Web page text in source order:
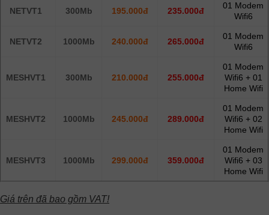
NETVT1 300Mb 195.000đ 235.000đ
01 Modem
Wifi6
NETVT2 1000Mb 240.000đ 265.000đ
01 Modem
Wifi6
MESHVT1 300Mb 210.000đ 255.000đ
01 Modem
Wifi6 + 01
Home Wifi
MESHVT2 1000Mb 245.000đ 289.000đ
01 Modem
Wifi6 + 02
Home Wifi
MESHVT3 1000Mb 299.000đ 359.000đ
01 Modem
Wifi6 + 03
Home Wifi
Giá trên đã bao gồm VAT!